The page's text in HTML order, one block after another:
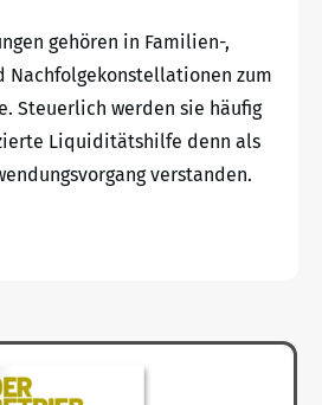
gehören in Familien-,
Nachfolgekonstellationen zum
Steuerlich werden sie häufig
Liquiditätshilfe denn als
verstanden.